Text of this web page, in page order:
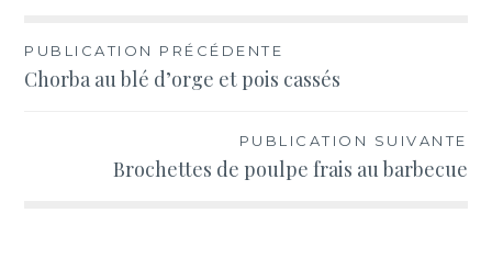
Navigation
de
PUBLICATION PRÉCÉDENTE
Chorba au blé d’orge et pois cassés
PUBLICATION SUIVANTE
Brochettes de poulpe frais au barbecue